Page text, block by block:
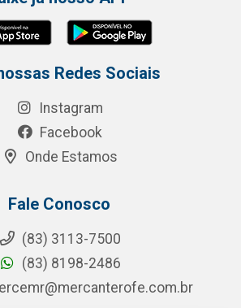
Redes Sociais
Instagram
Facebook
Onde Estamos
Fale Conosco
(83) 3113-7500
(83) 8198-2486